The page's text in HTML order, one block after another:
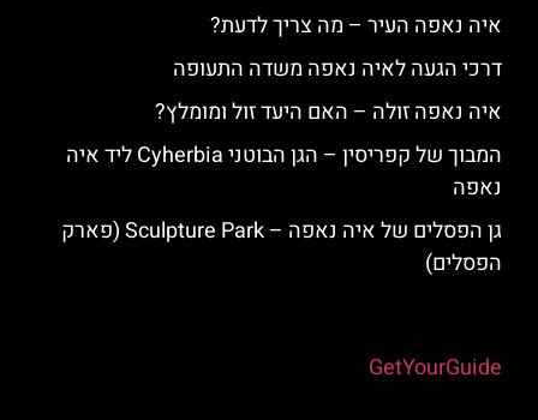
איה נאפה העיר – מה צריך לדעת?
דרכי הגעה לאיה נאפה משדה התעופה
איה נאפה זולה – האם היעד זול ומומלץ?
המבוך של קפריסין – הגן הבוטני Cyherbia‬‬ ליד איה
נאפה
גן הפסלים של איה נאפה – Sculpture Park (פארק
הפסלים)
GetYourGuide